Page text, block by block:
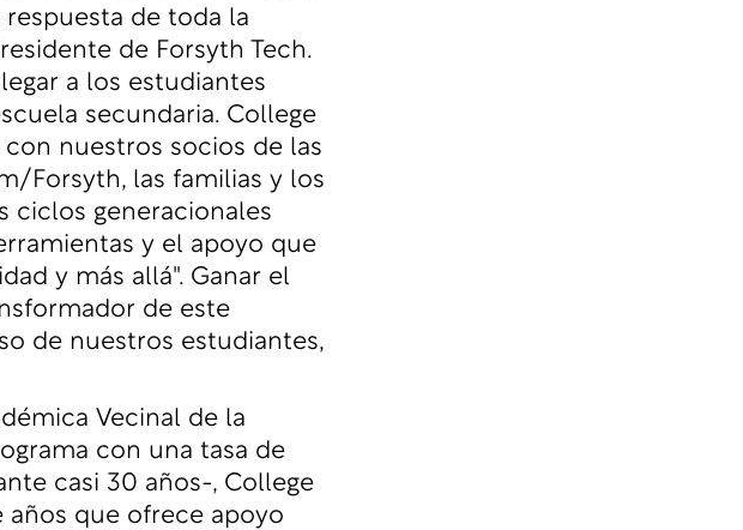
de toda la
de Forsyth Tech.
a los estudiantes
secundaria. College
nuestros socios de las
Forsyth, las familias y los
ciclos generacionales
y el apoyo que
y más allá". Ganar el
de este
de nuestros estudiantes,
Vecinal de la
con una tasa de
casi 30 años-, College
que ofrece apoyo